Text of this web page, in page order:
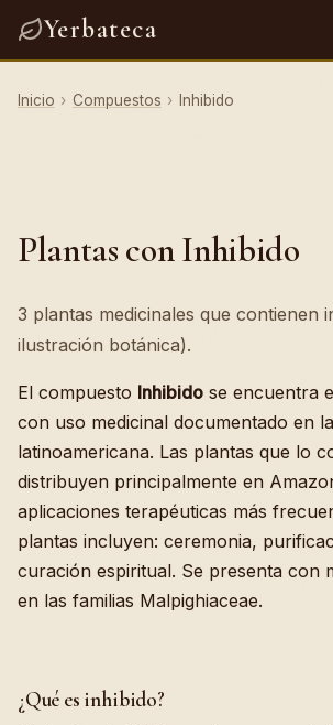
Yerbateca
Inicio › Compuestos › Inhibido
Plantas con Inhibido
3 plantas medicinales que contienen
ilustración botánica).
El compuesto Inhibido se encuentra
con uso medicinal documentado en
latinoamericana. Las plantas que lo
distribuyen principalmente en
aplicaciones terapéuticas más
plantas incluyen: ceremonia,
curación espiritual. Se presenta con
en las familias Malpighiaceae.
¿Qué es inhibido?